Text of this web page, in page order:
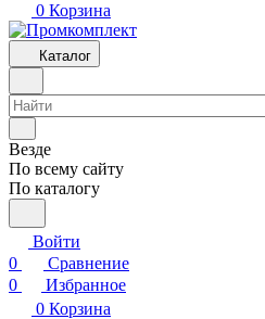
0 Корзина
Каталог
Везде
По всему сайту
По каталогу
Войти
0
Сравнение
0
Избранное
0 Корзина